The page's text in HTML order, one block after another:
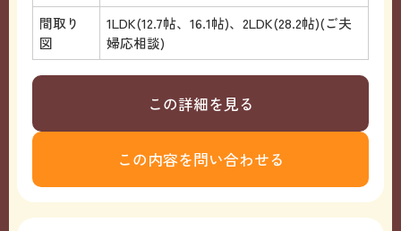
間取り
図
1LDK(12.7帖、16.1帖)、2LDK(28.2帖)(ご夫
婦応相談)
この詳細を見る
この内容を問い合わせる